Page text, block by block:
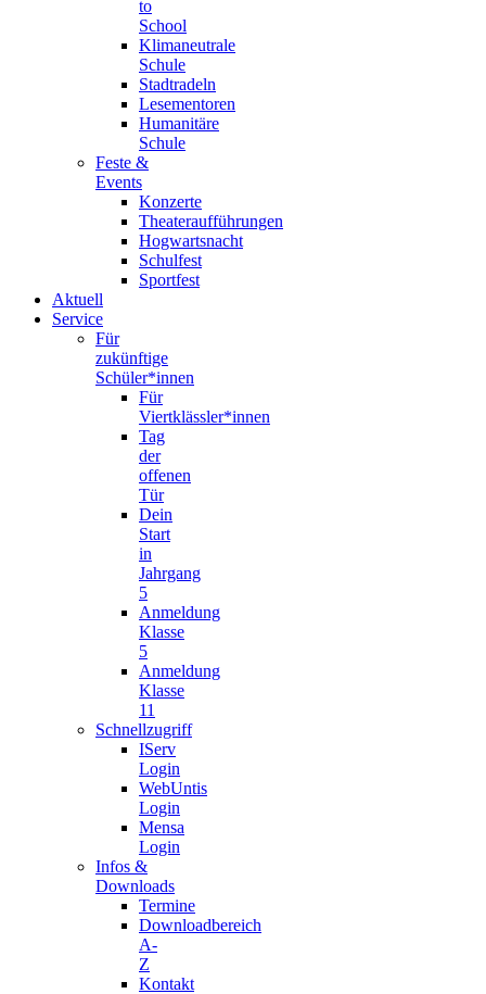
to
School
Klimaneutrale
Schule
Stadtradeln
Lesementoren
Humanitäre
Schule
Feste &
Events
Konzerte
Theateraufführungen
Hogwartsnacht
Schulfest
Sportfest
Aktuell
Service
Für
zukünftige
Schüler*innen
Für
Viertklässler*innen
Tag
der
offenen
Tür
Dein
Start
in
Jahrgang
5
Anmeldung
Klasse
5
Anmeldung
Klasse
11
Schnellzugriff
IServ
Login
WebUntis
Login
Mensa
Login
Infos &
Downloads
Termine
Downloadbereich
A-
Z
Kontakt